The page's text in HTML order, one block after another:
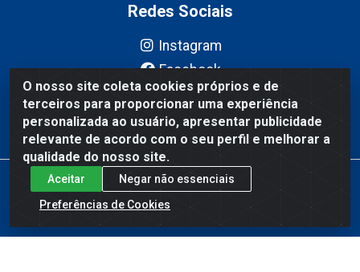
O nosso site coleta cookies próprios e de
terceiros para proporcionar uma experiência
personalizada ao usuário, apresentar publicidade
relevante de acordo com o seu perfil e melhorar a
qualidade do nosso site.
Aceitar
Negar não essenciais
Preferências de Cookies
Redes Sociais
Instagram
Facebook
YouTube
Linkedin
Gigavale Atacado - Av. Pedro Friggi, 451 - Vista Verde, São José
dos Campos/SP - CEP 12223-430 - CNPJ 08.978.600/0004-83